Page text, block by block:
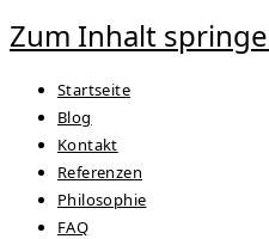
Zum Inhalt
Startseite
Blog
Kontakt
Referenzen
Philosophie
FAQ